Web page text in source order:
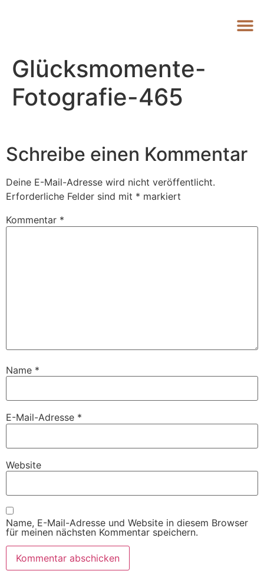
Glücksmomente-
Fotografie-465
Schreibe einen Kommentar
Deine E-Mail-Adresse wird nicht veröffentlicht.
Erforderliche Felder sind mit * markiert
Kommentar *
Name *
E-Mail-Adresse *
Website
Name, E-Mail-Adresse und Website in diesem Browser
für meinen nächsten Kommentar speichern.